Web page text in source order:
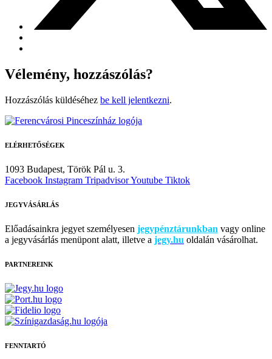
Vélemény, hozzászólás?
Hozzászólás küldéséhez be kell jelentkezni.
ELÉRHETŐSÉGEK
1093 Budapest, Török Pál u. 3.
Facebook Instagram TripadvisorYoutube Tiktok
JEGYVÁSÁRLÁS
Előadásainkra jegyet személyesen jegypénztárunkban vagy online
a jegyvásárlás menüpont alatt, illetve a jegy.hu oldalán vásárolhat.
PARTNEREINK
FENNTARTÓ